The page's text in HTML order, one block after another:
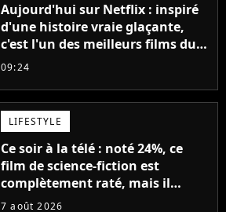
Aujourd'hui sur Netflix : inspiré
d'une histoire vraie glaçante,
c'est l'un des meilleurs films du
21ème siècle
09:24
LIFESTYLE
Ce soir à la télé : noté 24%, ce
film de science-fiction est
complètement raté, mais il
aurait pu être encore pire à
7 août 2026